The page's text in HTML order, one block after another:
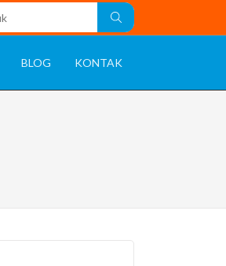
BLOG KONTAK